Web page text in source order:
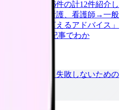
功6件・失敗6件の計12件紹介し
性期→訪問看護、看護師→一般
「今だから言えるアドバイス」
ます。 この記事でわか